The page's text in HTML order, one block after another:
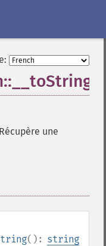
Récupère une
(): string